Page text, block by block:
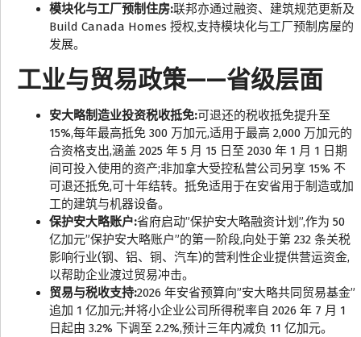
模块化与工厂预制住房:联邦亦通过融资、建筑规范更新及
Build Canada Homes 授权,支持模块化与工厂预制房屋的
发展。
工业与贸易政策——省级层面
安大略制造业投资税收抵免:可退还的税收抵免提升至
15%,每年最高抵免 300 万加元,适用于最高 2,000 万加元的
合资格支出,涵盖 2025 年 5 月 15 日至 2030 年 1 月 1 日期
间可投入使用的资产;非加拿大受控私营公司另享 15% 不
可退还抵免,可十年结转。抵免适用于在安省用于制造或加
工的建筑与机器设备。
保护安大略账户:省府启动”保护安大略融资计划”,作为 50
亿加元”保护安大略账户”的第一阶段,向处于第 232 条关税
影响行业(钢、铝、铜、汽车)的营利性企业提供营运资金,
以帮助企业渡过贸易冲击。
贸易与税收支持:2026 年安省预算向”安大略共同贸易基金”
追加 1 亿加元;并将小企业公司所得税率自 2026 年 7 月 1
日起由 3.2% 下调至 2.2%,预计三年内减负 11 亿加元。